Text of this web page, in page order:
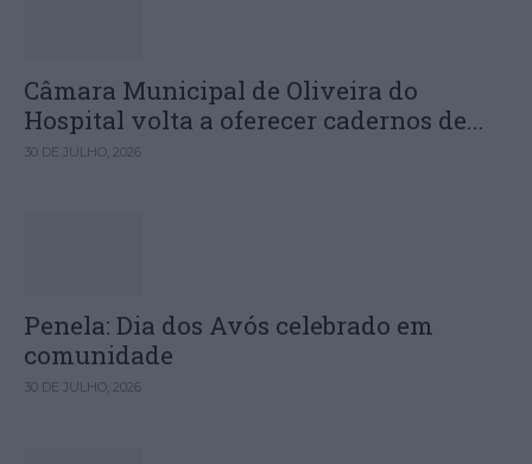
Câmara Municipal de Oliveira do
Hospital volta a oferecer cadernos de...
30 DE JULHO, 2026
Penela: Dia dos Avós celebrado em
comunidade
30 DE JULHO, 2026